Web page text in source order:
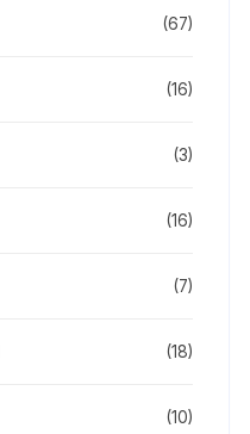
(67)
(16)
(3)
(16)
(7)
(18)
(10)